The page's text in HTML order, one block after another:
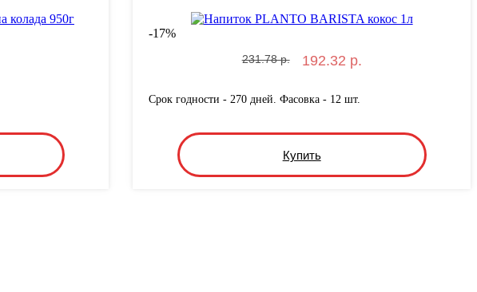
-17%
231.78 р. 192.32 р.
Срок годности - 270 дней. Фасовка - 12 шт.
Купить